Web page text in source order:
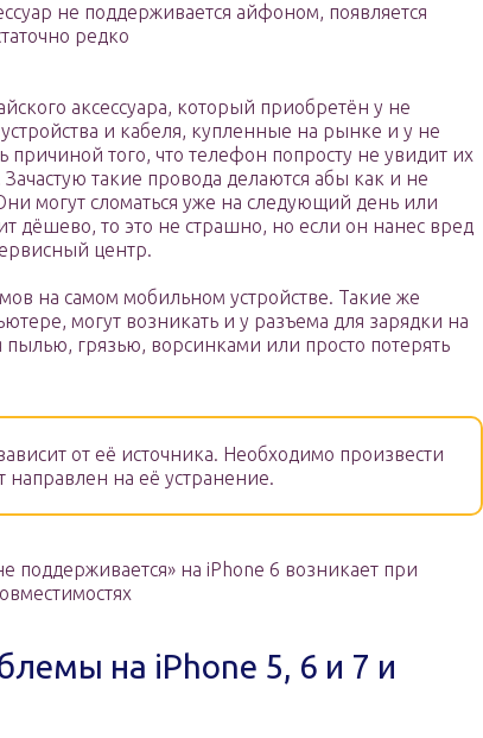
не поддерживается айфоном, появляется
редко
аксессуара, который приобретён у не
и кабеля, купленные на рынке и у не
причиной того, что телефон попросту не увидит их
такие провода делаются абы как и не
могут сломаться уже на следующий день или
дёшево, то это не страшно, но если он нанес вред
центр.
на самом мобильном устройстве. Такие же
могут возникать и у разъема для зарядки на
грязью, ворсинками или просто потерять
от её источника. Необходимо произвести
на её устранение.
поддерживается» на iPhone 6 возникает при
на iPhone 5, 6 и 7 и